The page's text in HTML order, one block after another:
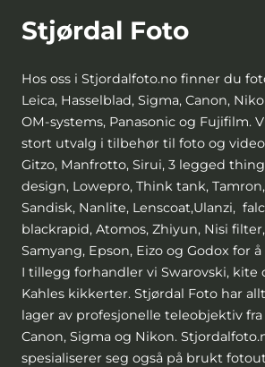
Stjørdal Foto
Hos oss i Stjordalfoto.no finner du
Leica, Hasselblad, Sigma, Canon,
OM-systems, Panasonic og Fujifilm.
stort utvalg i tilbehør til foto og
Gitzo, Manfrotto, Sirui, 3 legged
design, Lowepro, Think tank,
Sandisk, Nanlite, Lenscoat,Ulanzi,
blackrapid, Atomos, Zhiyun, Nisi filter,
Samyang, Epson, Eizo og Godox for
I tillegg forhandler vi Swarovski, kite
Kahles kikkerter. Stjørdal Foto har
lager av profesjonelle teleobjektiv fra
Canon, Sigma og Nikon.
spesialiserer seg også på brukt